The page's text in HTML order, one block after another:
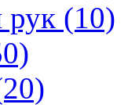
рук (10)